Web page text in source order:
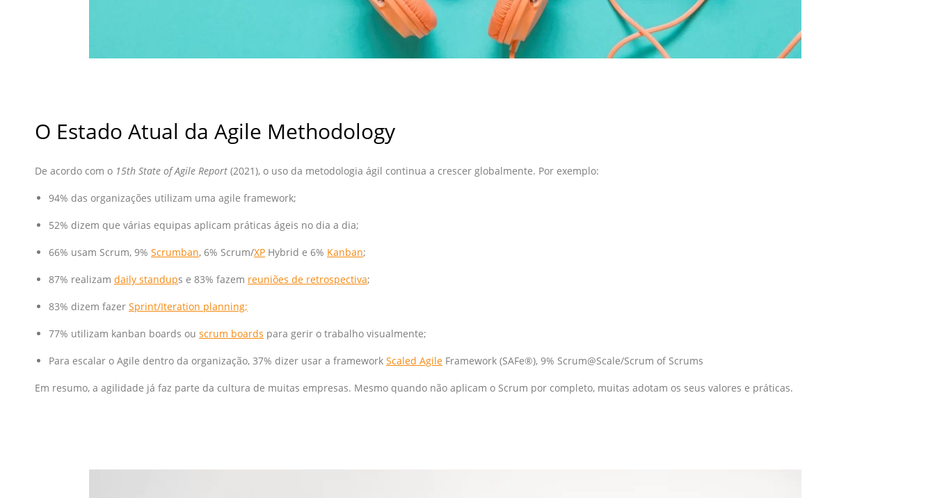
O Estado Atual da Agile Methodology
De acordo com o 15th State of Agile Report (2021), o uso da metodologia ágil continua a crescer globalmente. Por exemplo:
94% das organizações utilizam uma agile framework;
52% dizem que várias equipas aplicam práticas ágeis no dia a dia;
66% usam Scrum, 9% Scrumban, 6% Scrum/XP Hybrid e 6% Kanban;
87% realizam daily standups e 83% fazem reuniões de retrospectiva;
83% dizem fazer Sprint/Iteration planning;
77% utilizam kanban boards ou scrum boards para gerir o trabalho visualmente;
Para escalar o Agile dentro da organização, 37% dizer usar a framework Scaled Agile Framework (SAFe®), 9% Scrum@Scale/Scrum of Scrums
Em resumo, a agilidade já faz parte da cultura de muitas empresas. Mesmo quando não aplicam o Scrum por completo, muitas adotam os seus valores e práticas.